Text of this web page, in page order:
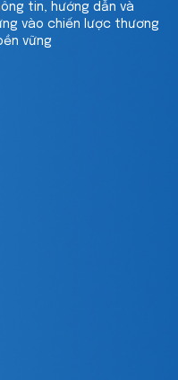
tin, hướng dẫn và
vào chiến lược thương
vững